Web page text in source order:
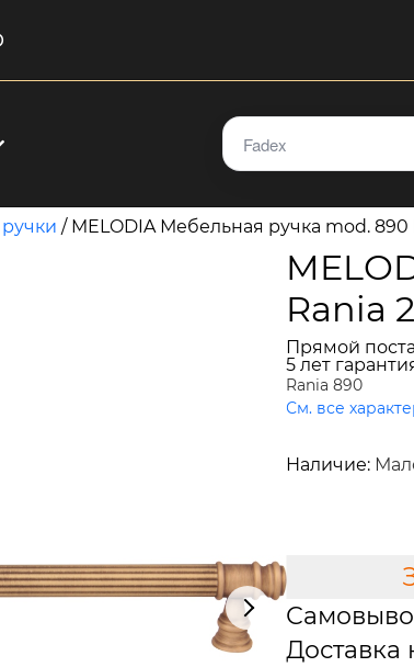
/ MELODIA Мебельная ручка mod.
Rania
Прямой
5 лет
Rania 890
См. все
Наличие:
Доставка